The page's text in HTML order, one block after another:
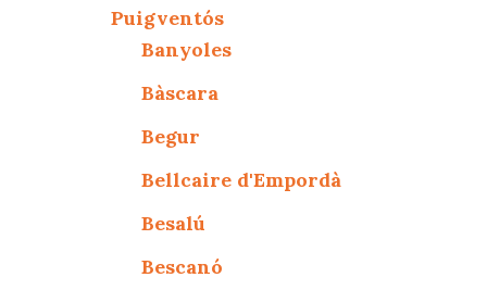
Puigventós
Banyoles
Bàscara
Begur
Bellcaire d'Empordà
Besalú
Bescanó